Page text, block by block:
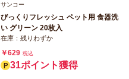
サンコー
びっくりフレッシュ ペット用 食器洗
い グリーン 20枚入
在庫：残りわずか
￥629 税込
31ポイント獲得